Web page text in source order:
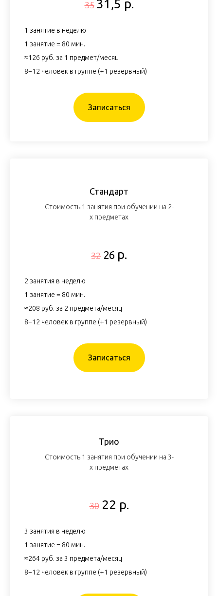
35 31,5 р.
1 занятие в неделю
1 занятие = 80 мин.
≈126 руб. за 1 предмет/месяц
8−12 человек в группе (+1 резервный)
Записаться
Стандарт
Стоимость 1 занятия при обучении на 2-
х предметах
32 26 р.
2 занятия в неделю
1 занятие = 80 мин.
≈208 руб. за 2 предмета/месяц
8−12 человек в группе (+1 резервный)
Записаться
Трио
Стоимость 1 занятия при обучении на 3-
х предметах
30 22 р.
3 занятия в неделю
1 занятие = 80 мин.
≈264 руб. за 3 предмета/месяц
8−12 человек в группе (+1 резервный)